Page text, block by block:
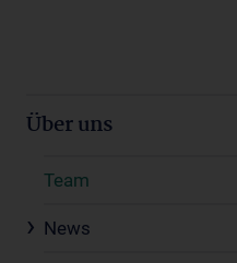
Über uns
Team
News